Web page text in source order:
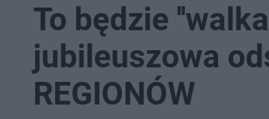
To będzie
jubileuszowa
REGIONÓW